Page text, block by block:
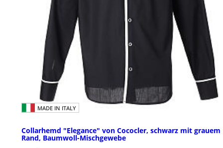
MADE IN ITALY
Collarhemd "Elegance" von Cococler, schwarz mit grauem
Rand, Baumwoll-Mischgewebe